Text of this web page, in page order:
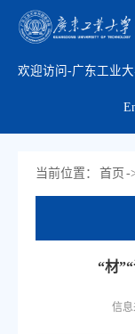
欢迎访问-广东工业
当前位置： 首页 -
“材
信息